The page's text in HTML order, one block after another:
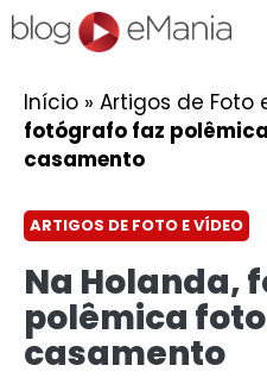
Início » Artigos de Foto
fotógrafo faz
casamento
ARTIGOS DE FOTO E VÍDEO
Na Holanda,
polêmica
casamento